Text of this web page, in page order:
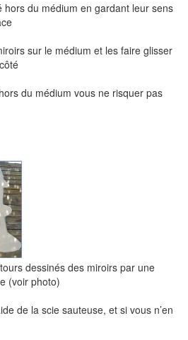
hors du médium en gardant leur sens
sur le médium et les faire glisser
du médium vous ne risquer pas
dessinés des miroirs par une
(voir photo)
de la scie sauteuse, et si vous n’en